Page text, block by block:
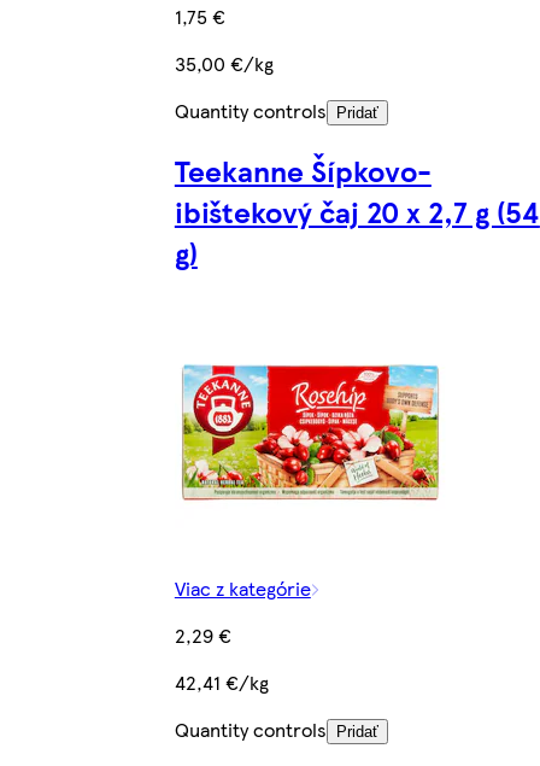
1,75 €
35,00 €/kg
Quantity controls
Pridať
Teekanne Šípkovo-
ibištekový čaj 20 x 2,7 g (54
g)
Viac z kategórie
2,29 €
42,41 €/kg
Quantity controls
Pridať